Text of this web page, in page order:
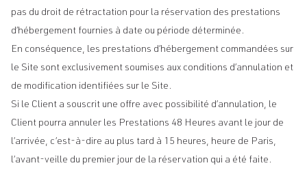
pas du droit de rétractation pour la réservation des prestations
d’hébergement fournies à date ou période déterminée.
En conséquence, les prestations d’hébergement commandées sur
le Site sont exclusivement soumises aux conditions d’annulation et
de modification identifiées sur le Site.
Si le Client a souscrit une offre avec possibilité d’annulation, le
Client pourra annuler les Prestations 48 Heures avant le jour de
l’arrivée, c’est-à-dire au plus tard à 15 heures, heure de Paris,
l’avant-veille du premier jour de la réservation qui a été faite.